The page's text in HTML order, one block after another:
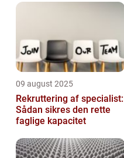
09 august 2025
Rekruttering af specialist:
Sådan sikres den rette
faglige kapacitet